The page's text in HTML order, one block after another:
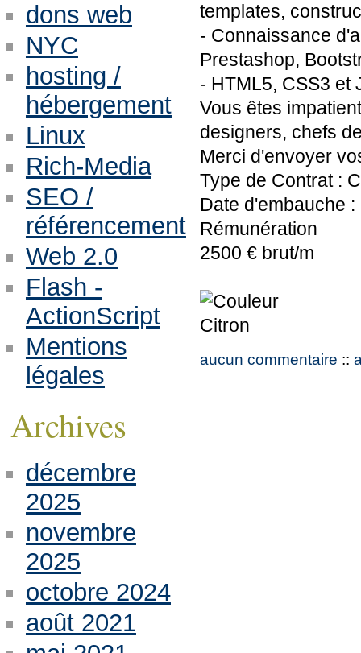
templates,
- Connaissance
Prestashop,
- HTML5, CSS3 et
Vous êtes
designers, chefs
Merci d'envoyer
Type de Contrat :
Date d'embauche :
Rémunération
2500 € brut/m
aucun commentaire ::
dons web
NYC
hosting /
hébergement
Linux
Rich-Media
SEO /
référencement
Web 2.0
Flash -
ActionScript
Mentions
légales
Archives
décembre
2025
novembre
2025
octobre 2024
août 2021